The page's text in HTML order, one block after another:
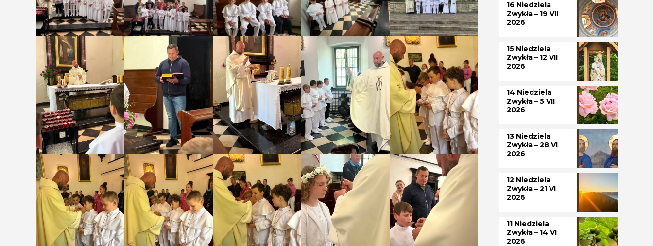
16 Niedziela
Zwykła – 19 VII
2026
15 Niedziela
Zwykła – 12 VII
2026
14 Niedziela
Zwykła – 5 VII
2026
13 Niedziela
Zwykła – 28 VI
2026
12 Niedziela
Zwykła – 21 VI
2026
11 Niedziela
Zwykła – 14 VI
2026